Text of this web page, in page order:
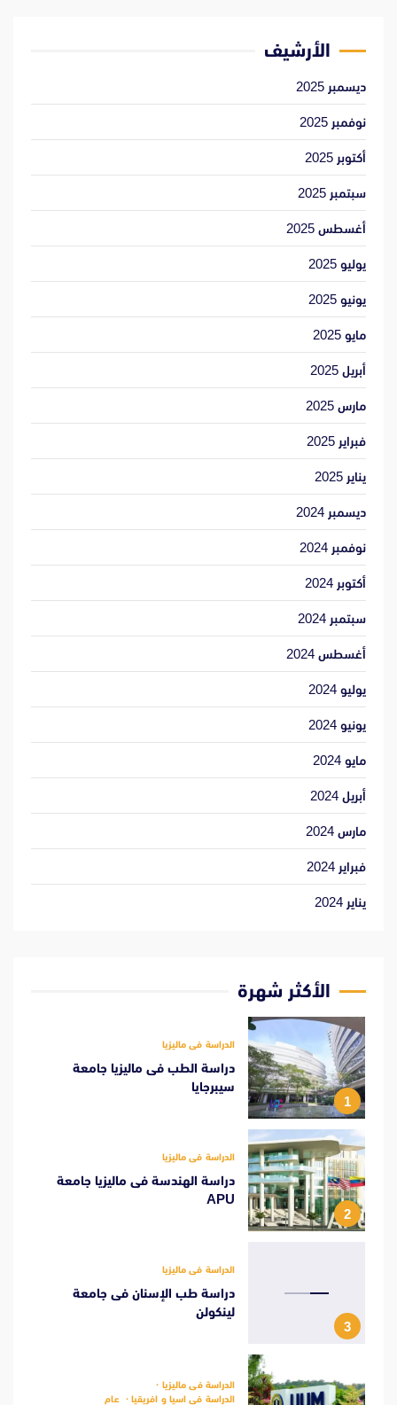
الأرشيف
ديسمبر 2025
نوفمبر 2025
أكتوبر 2025
سبتمبر 2025
أغسطس 2025
يوليو 2025
يونيو 2025
مايو 2025
أبريل 2025
مارس 2025
فبراير 2025
يناير 2025
ديسمبر 2024
نوفمبر 2024
أكتوبر 2024
سبتمبر 2024
أغسطس 2024
يوليو 2024
يونيو 2024
مايو 2024
أبريل 2024
مارس 2024
فبراير 2024
يناير 2024
الأكثر شهرة
1
الدراسة فى ماليزيا
دراسة الطب فى ماليزيا جامعة
سيبرجايا
2
الدراسة فى ماليزيا
دراسة الهندسة فى ماليزيا جامعة
APU
3
الدراسة فى ماليزيا
دراسة طب الإسنان فى جامعة
لينكولن
الدراسة فى ماليزيا
الدراسة في اسيا و افريقيا
عام